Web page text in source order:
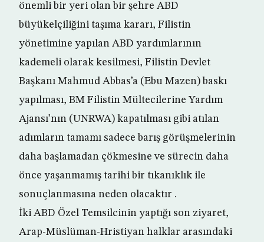
önemli bir yeri olan bir şehre ABD
büyükelçiliğini taşıma kararı, Filistin
yönetimine yapılan ABD yardımlarının
kademeli olarak kesilmesi, Filistin Devlet
Başkanı Mahmud Abbas’a (Ebu Mazen) baskı
yapılması, BM Filistin Mültecilerine Yardım
Ajansı’nın (UNRWA) kapatılması gibi atılan
adımların tamamı sadece barış görüşmelerinin
daha başlamadan çökmesine ve sürecin daha
önce yaşanmamış tarihi bir tıkanıklık ile
sonuçlanmasına neden olacaktır .
İki ABD Özel Temsilcinin yaptığı son ziyaret,
Arap-Müslüman-Hristiyan halklar arasındaki